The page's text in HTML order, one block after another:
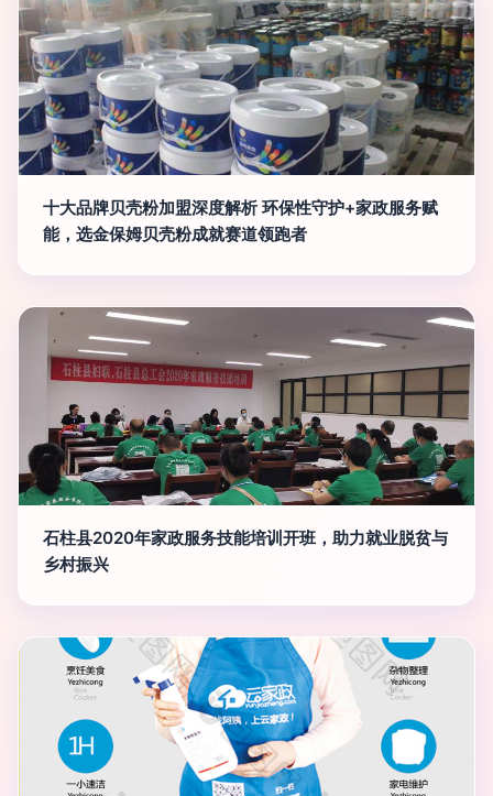
十大品牌贝壳粉加盟深度解析 环保性守护+家政服务赋
能，选金保姆贝壳粉成就赛道领跑者
石柱县2020年家政服务技能培训开班，助力就业脱贫与
乡村振兴